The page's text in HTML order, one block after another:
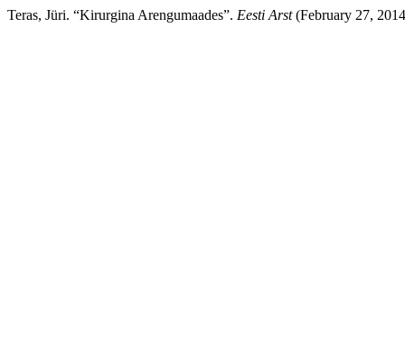
Teras, Jüri. “Kirurgina Arengumaades”. Eesti Arst(February 27,